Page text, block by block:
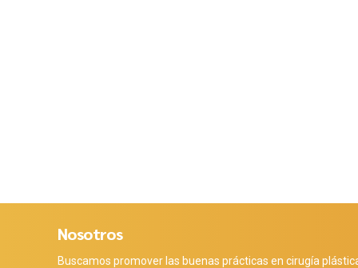
Nosotros
Buscamos promover las buenas prácticas en cirugía